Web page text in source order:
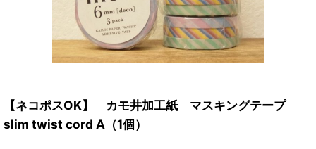
【ネコポスOK】 カモ井加工紙 マスキングテープ
slim twist cord A（1個）